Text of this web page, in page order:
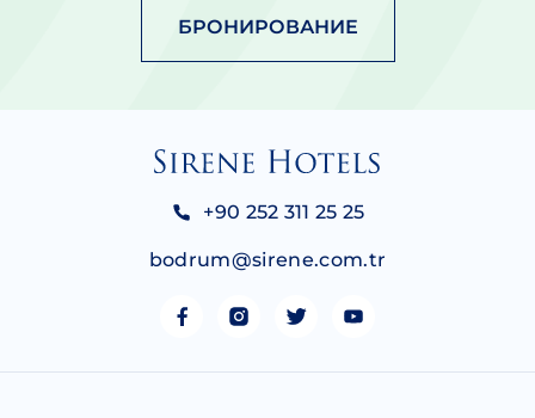
БРОНИРОВАНИЕ
+90 252 311 25 25
bodrum@sirene.com.tr